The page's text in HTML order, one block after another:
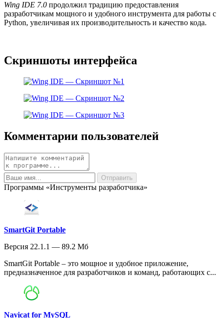
Wing IDE 7.0 продолжил традицию предоставления
разработчикам мощного и удобного инструмента для работы с
Python, увеличивая их производительность и качество кода.
Скриншоты интерфейса
Комментарии пользователей
Программы «Инструменты разработчика»
SmartGit Portable
Версия 22.1.1 — 89.2 Мб
SmartGit Portable – это мощное и удобное приложение,
предназначенное для разработчиков и команд, работающих с...
Navicat for MySQL